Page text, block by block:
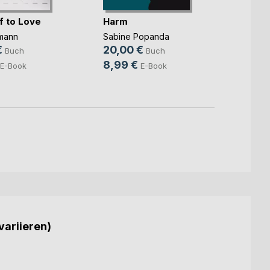
to Love
Buch
E-Book
Harm
Sabine Popanda
20,00 € Buch
8,99 € E-Book